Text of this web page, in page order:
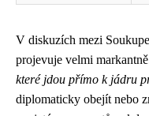
V diskuzích mezi
projevuje velmi
které jdou přímo k jádru
diplomaticky obejít nebo